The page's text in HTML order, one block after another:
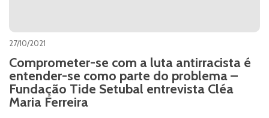
27/10/2021
Comprometer-se com a luta antirracista é
entender-se como parte do problema –
Fundação Tide Setubal entrevista Cléa
Maria Ferreira